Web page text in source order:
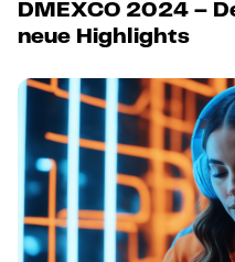
DMEXCO 2024 –
neue Highlights